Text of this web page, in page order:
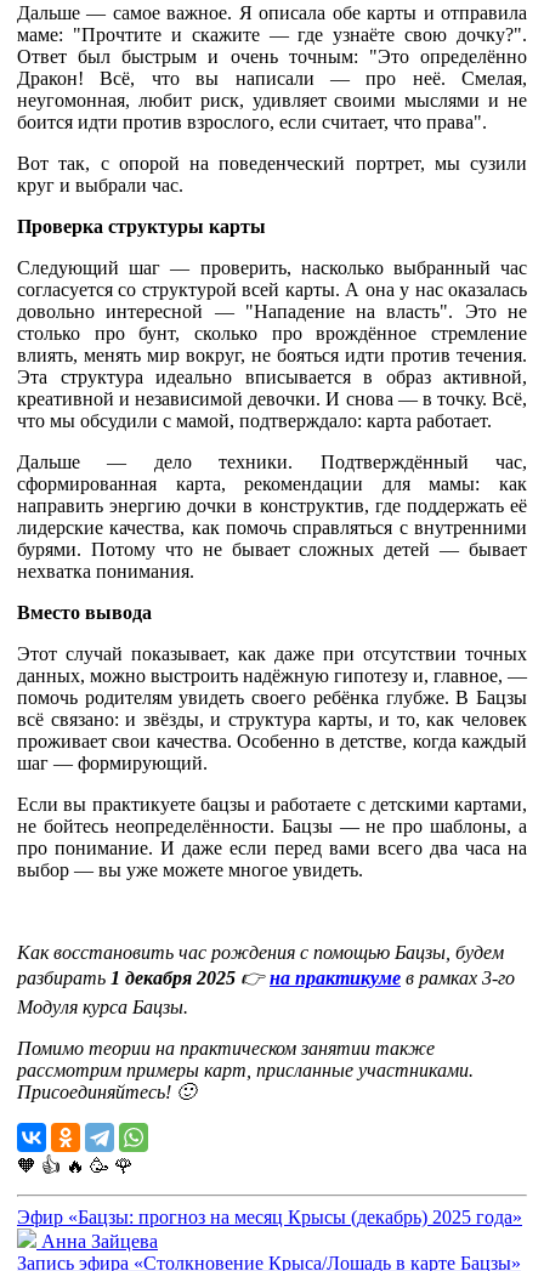
Дальше — самое важное. Я описала обе карты и отправила
маме: "Прочтите и скажите — где узнаёте свою дочку?".
Ответ был быстрым и очень точным: "Это определённо
Дракон! Всё, что вы написали — про неё. Смелая,
неугомонная, любит риск, удивляет своими мыслями и не
боится идти против взрослого, если считает, что права".
Вот так, с опорой на поведенческий портрет, мы сузили
круг и выбрали час.
Проверка структуры карты
Следующий шаг — проверить, насколько выбранный час
согласуется со структурой всей карты. А она у нас оказалась
довольно интересной — "Нападение на власть". Это не
столько про бунт, сколько про врождённое стремление
влиять, менять мир вокруг, не бояться идти против течения.
Эта структура идеально вписывается в образ активной,
креативной и независимой девочки. И снова — в точку. Всё,
что мы обсудили с мамой, подтверждало: карта работает.
Дальше — дело техники. Подтверждённый час,
сформированная карта, рекомендации для мамы: как
направить энергию дочки в конструктив, где поддержать её
лидерские качества, как помочь справляться с внутренними
бурями. Потому что не бывает сложных детей — бывает
нехватка понимания.
Вместо вывода
Этот случай показывает, как даже при отсутствии точных
данных, можно выстроить надёжную гипотезу и, главное, —
помочь родителям увидеть своего ребёнка глубже. В Бацзы
всё связано: и звёзды, и структура карты, и то, как человек
проживает свои качества. Особенно в детстве, когда каждый
шаг — формирующий.
Если вы практикуете бацзы и работаете с детскими картами,
не бойтесь неопределённости. Бацзы — не про шаблоны, а
про понимание. И даже если перед вами всего два часа на
выбор — вы уже можете многое увидеть.
Как восстановить час рождения с помощью Бацзы, будем
разбирать 1 декабря 2025 👉на практикуме в рамках 3-го
Модуля курса Бацзы.
Помимо теории на практическом занятии также
рассмотрим примеры карт, присланные участниками.
Присоединяйтесь! 🙂
🧡 👍 🔥 🥳 🌹
Эфир «Бацзы: прогноз на месяц Крысы (декабрь) 2025 года»
Анна Зайцева
Запись эфира «Столкновение Крыса/Лошадь в карте Бацзы»